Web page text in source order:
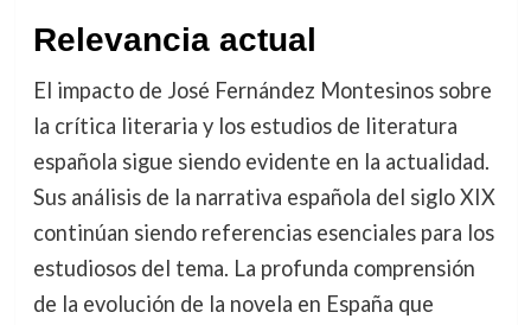
Relevancia actual
El impacto de José Fernández Montesinos sobre
la crítica literaria y los estudios de literatura
española sigue siendo evidente en la actualidad.
Sus análisis de la narrativa española del siglo XIX
continúan siendo referencias esenciales para los
estudiosos del tema. La profunda comprensión
de la evolución de la novela en España que